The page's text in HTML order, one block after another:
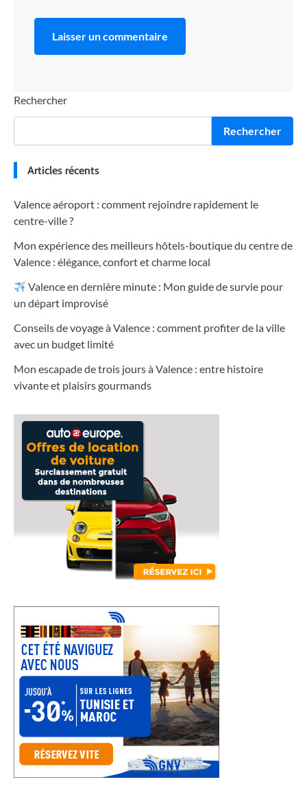
Rechercher
Rechercher
Articles récents
Valence aéroport : comment rejoindre rapidement le
centre-ville ?
Mon expérience des meilleurs hôtels-boutique du centre de
Valence : élégance, confort et charme local
Valence en dernière minute : Mon guide de survie pour
un départ improvisé
Conseils de voyage à Valence : comment profiter de la ville
avec un budget limité
Mon escapade de trois jours à Valence : entre histoire
vivante et plaisirs gourmands